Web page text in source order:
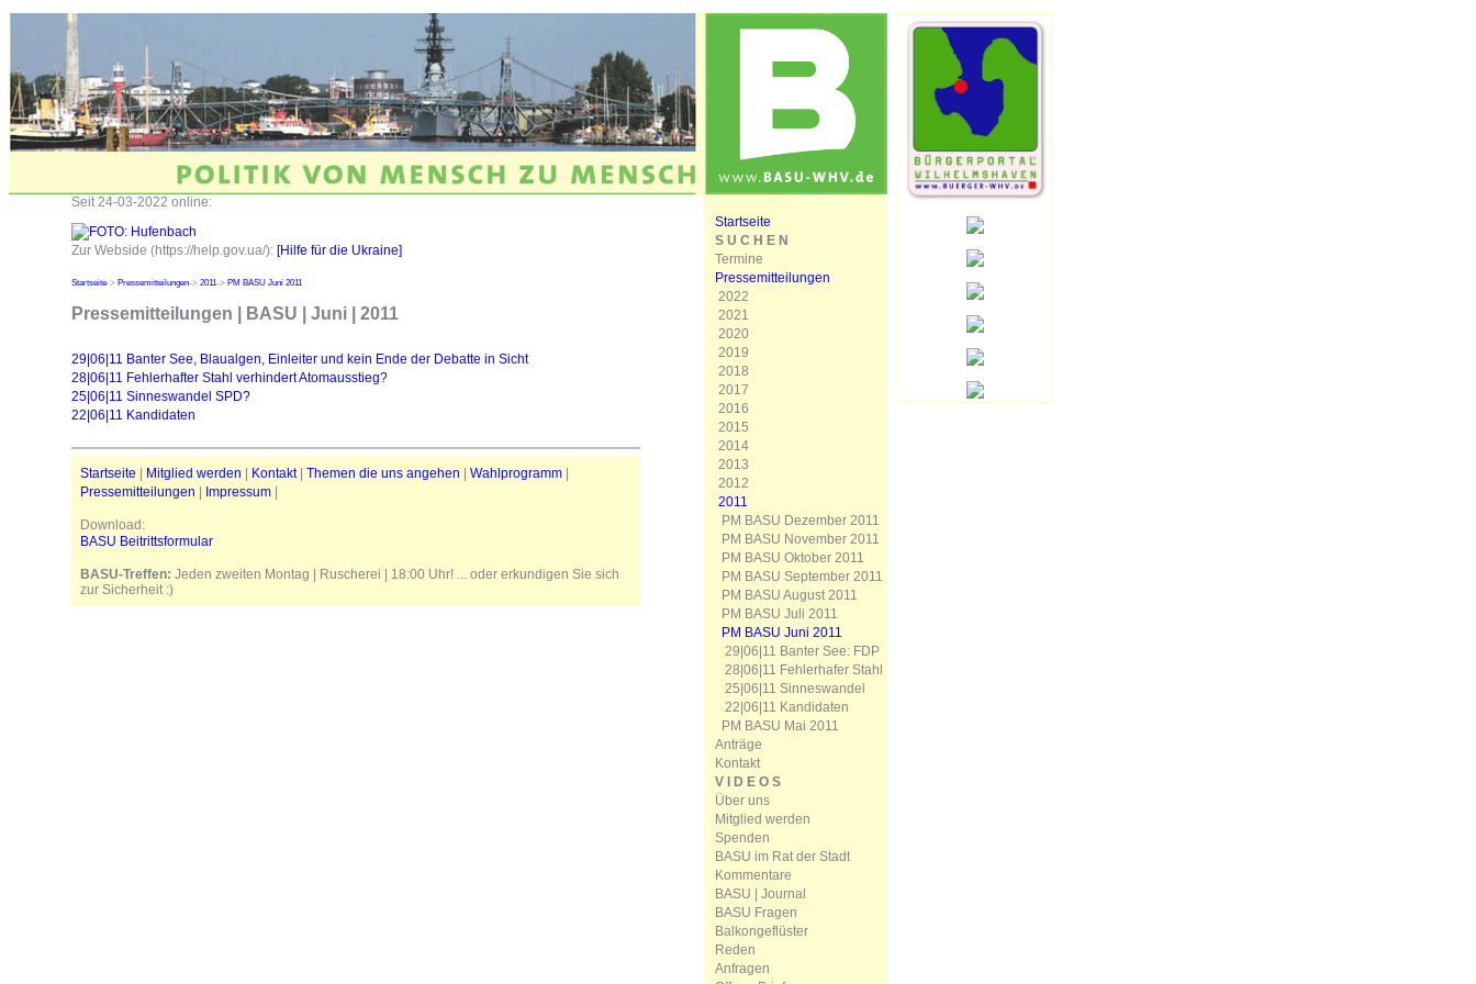
Seit 24-03-2022 online:
Zur Webside (https://help.gov.ua/): [Hilfe für die Ukraine]
Startseite-> Pressemitteilungen-> 2011-> PM BASU Juni 2011
Pressemitteilungen | BASU | Juni | 2011
29|06|11 Banter See, Blaualgen, Einleiter und kein Ende der Debatte in Sicht
28|06|11 Fehlerhafter Stahl verhindert Atomausstieg?
25|06|11 Sinneswandel SPD?
22|06|11 Kandidaten
Startseite Mitglied werden Kontakt| Themen die uns angehen Wahlprogramm
Pressemitteilungen
Impressum
Download:
BASU Beitrittsformular
BASU-Treffen: Jeden zweiten Montag | Ruscherei | 18:00 Uhr! ... oder erkundigen Sie sich
zur Sicherheit :)
Startseite
S U C H E N
Termine
Pressemitteilungen
2022
2021
2020
2019
2018
2017
2016
2015
2014
2013
2012
2011
PM BASU Dezember 2011
PM BASU November 2011
PM BASU Oktober 2011
PM BASU September 2011
PM BASU August 2011
PM BASU Juli 2011
PM BASU Juni 2011
29|06|11 Banter See: FDP
28|06|11 Fehlerhafer Stahl
25|06|11 Sinneswandel
22|06|11 Kandidaten
PM BASU Mai 2011
Anträge
Kontakt
V I D E O S
Über uns
Mitglied werden
Spenden
BASU im Rat der Stadt
Kommentare
BASU | Journal
BASU Fragen
Balkongeflüster
Reden
Anfragen